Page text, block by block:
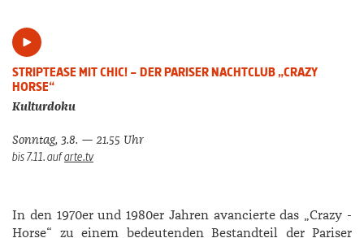
STRIPTEASE MIT CHIC! – DER PARISER NACHTCLUB „CRAZY
HORSE“
Kulturdoku
Sonntag, 3.8. — 21.55 Uhr
bis 7.11.aufarte.tv
In den 1970er und 1980er Jahren avancierte das „­Crazy ­
Horse“ zu einem bedeutenden Bestandteil der Pariser